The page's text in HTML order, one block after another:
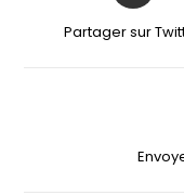
Partager sur